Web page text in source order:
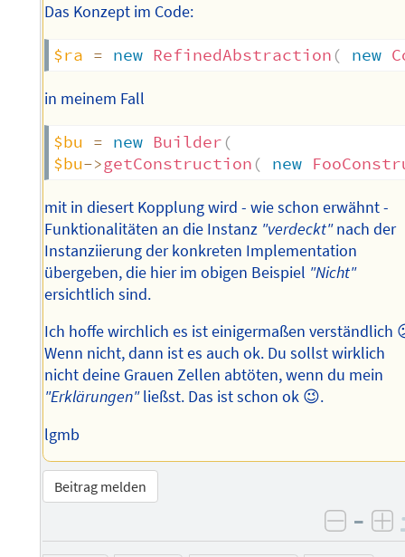
Das Konzept im Code:
$ra = new RefinedAbstraction ( new
in meinem Fall
$bu = new Builder (
$bu->getConstruction ( new
mit in diesert Kopplung wird - wie schon erwähnt -
Funktionalitäten an die Instanz "verdeckt"nach der
Instanziierung der konkreten Implementation
übergeben, die hier im obigen Beispiel "Nicht"
ersichtlich sind.
Ich hoffe wirchlich es ist einigermaßen verständlich
Wenn nicht, dann ist es auch ok. Du sollst wirklich
nicht deine Grauen Zellen abtöten, wenn du mein
"Erklärungen"ließst. Das ist schon ok 😉.
lgmb
Beitrag melden
–